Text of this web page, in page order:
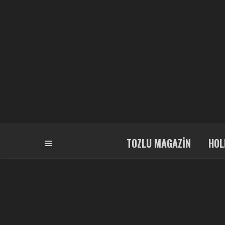
TOZLU MAGAZIN